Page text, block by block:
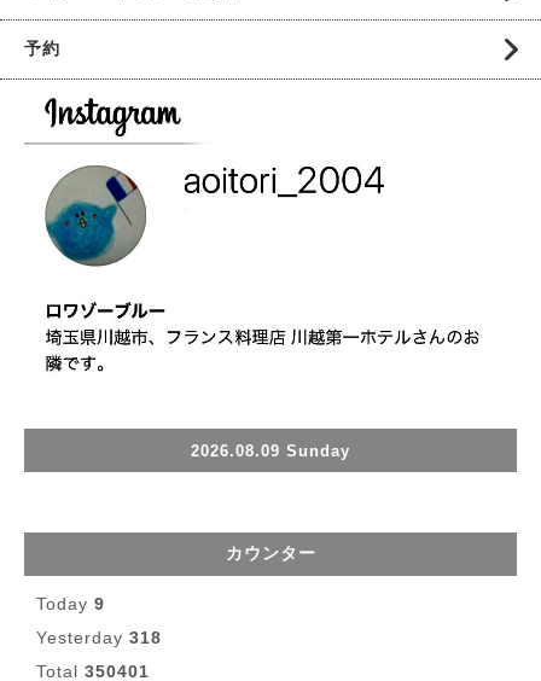
予約
2026.08.09 Sunday
カウンター
Today 9
Yesterday 318
Total 350401